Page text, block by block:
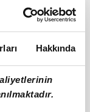
Hakkında